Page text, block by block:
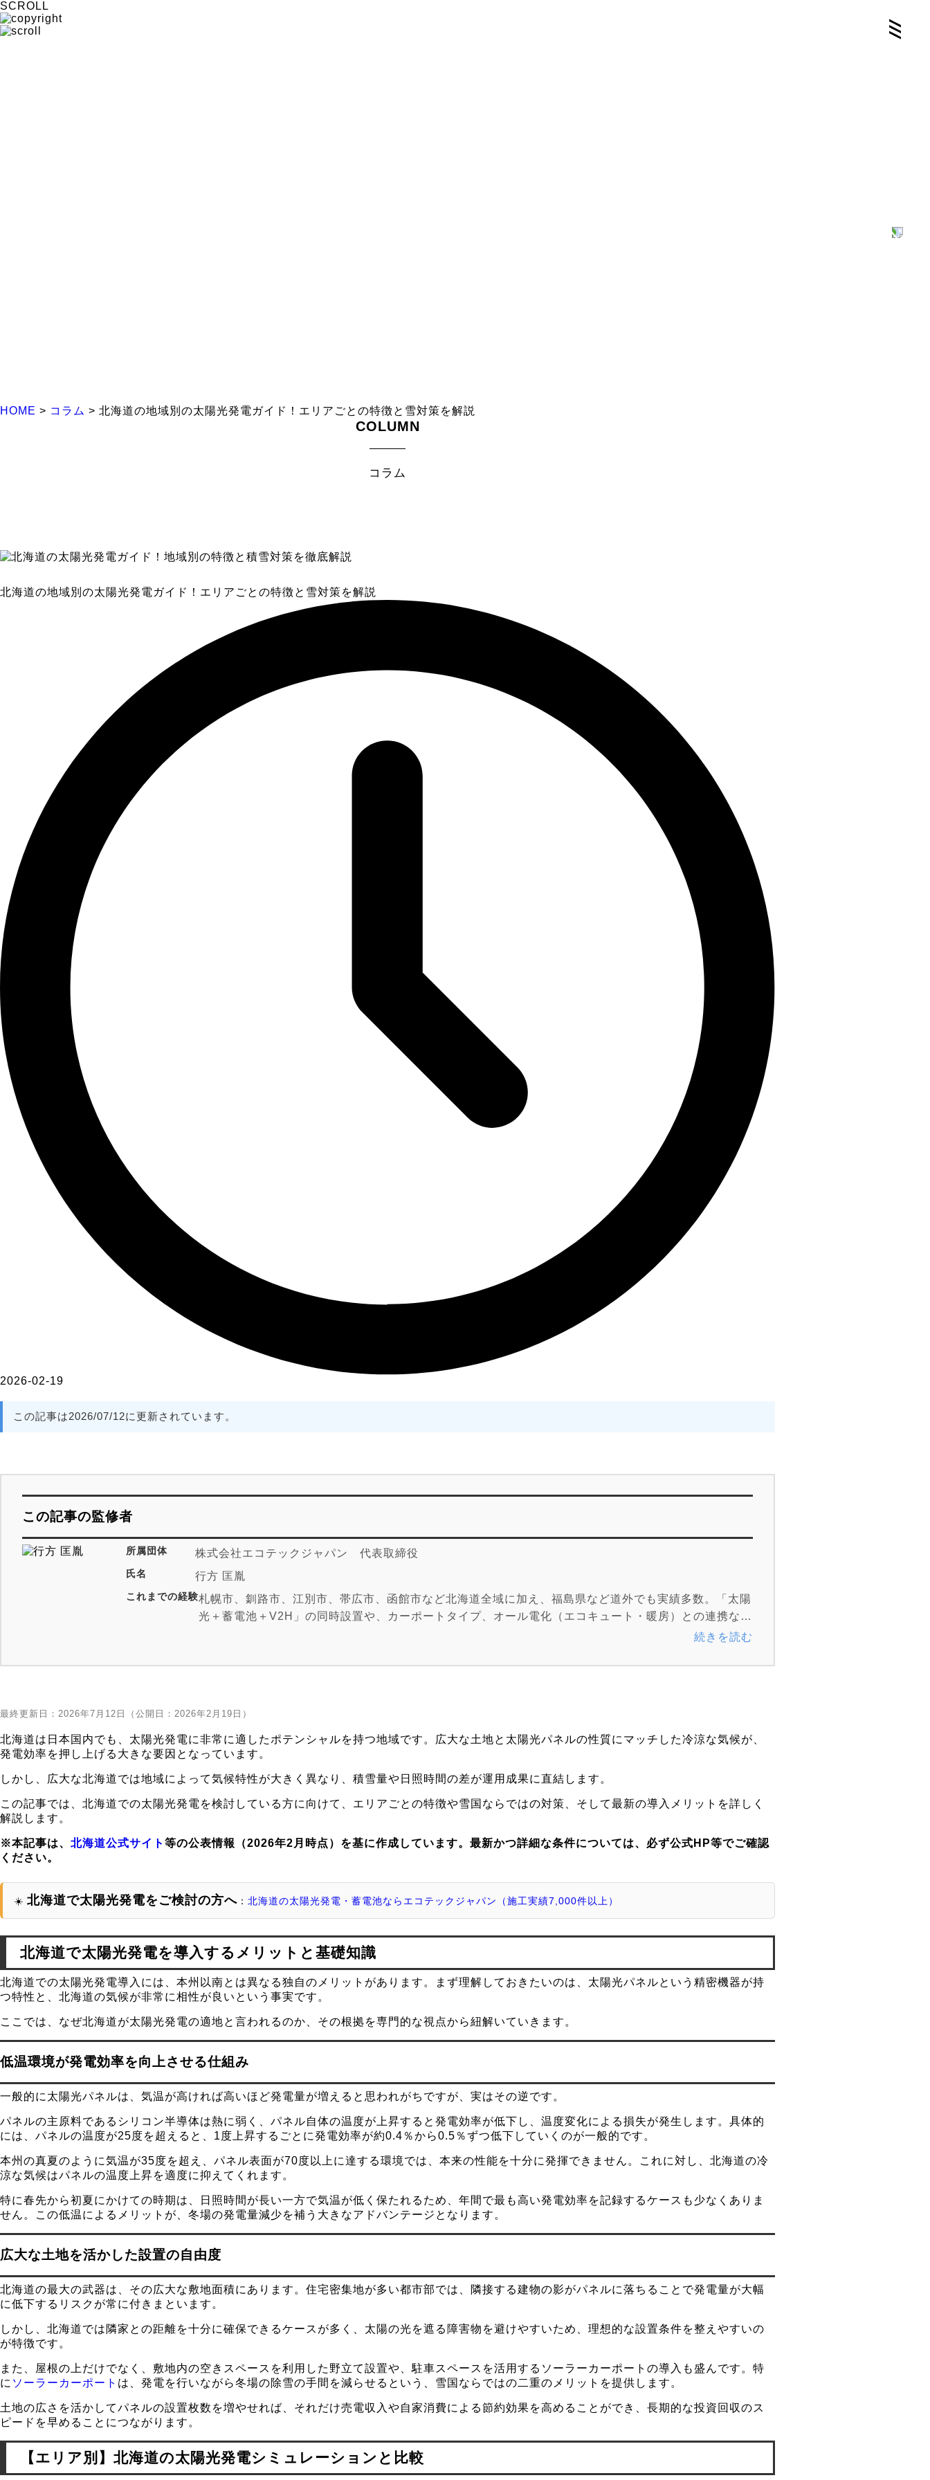
SCROLL
HOME > コラム > 北海道の地域別の太陽光発電ガイド！エリアごとの特徴と雪対策を解説
COLUMN
コラム
北海道の地域別の太陽光発電ガイド！エリアごとの特徴と雪対策を解説
2026-02-19
この記事は2026/07/12に更新されています。
この記事の監修者
所属団体 株式会社エコテックジャパン 代表取締役
氏名 行方 匡胤
これまでの経験札幌市、釧路市、江別市、帯広市、函館市など北海道全域に加え、福島県など道外でも実績多数。「太陽
光＋蓄電池＋V2H」の同時設置や、カーポートタイプ、オール電化（エコキュート・暖房）との連携な
ど、複雑な施工を得意としています。補助金活用からアフターフォローまでトータルでサポートします。
謝状を受領 当サイトのコラムを監修する行方匡胤の詳しいプロフィール・実績・対談は監修者紹介ペー
続きを読む
最終更新日： 2026年7月12日 （公開日：2026年2月19日）
北海道は日本国内でも、太陽光発電に非常に適したポテンシャルを持つ地域です。広大な土地と太陽光パネルの性質にマッチした冷涼な気候が、
発電効率を押し上げる大きな要因となっています。
しかし、広大な北海道では地域によって気候特性が大きく異なり、積雪量や日照時間の差が運用成果に直結します。
この記事では、北海道での太陽光発電を検討している方に向けて、エリアごとの特徴や雪国ならではの対策、そして最新の導入メリットを詳しく
解説します。
※本記事は、 北海道公式サイト 等の公表情報（2026年2月時点）を基に作成しています。最新かつ詳細な条件については、必ず公式HP等でご確認
ください。
☀️ 北海道で太陽光発電をご検討の方へ ： 北海道の太陽光発電・蓄電池ならエコテックジャパン（施工実績7,000件以上）
北海道で太陽光発電を導入するメリットと基礎知識
北海道での太陽光発電導入には、本州以南とは異なる独自のメリットがあります。まず理解しておきたいのは、太陽光パネルという精密機器が持
つ特性と、北海道の気候が非常に相性が良いという事実です。
ここでは、なぜ北海道が太陽光発電の適地と言われるのか、その根拠を専門的な視点から紐解いていきます。
低温環境が発電効率を向上させる仕組み
一般的に太陽光パネルは、気温が高ければ高いほど発電量が増えると思われがちですが、実はその逆です。
パネルの主原料であるシリコン半導体は熱に弱く、パネル自体の温度が上昇すると発電効率が低下し、温度変化による損失が発生します。具体的
には、パネルの温度が25度を超えると、1度上昇するごとに発電効率が約0.4％から0.5％ずつ低下していくのが一般的です。
本州の真夏のように気温が35度を超え、パネル表面が70度以上に達する環境では、本来の性能を十分に発揮できません。これに対し、北海道の冷
涼な気候はパネルの温度上昇を適度に抑えてくれます。
特に春先から初夏にかけての時期は、日照時間が長い一方で気温が低く保たれるため、年間で最も高い発電効率を記録するケースも少なくありま
せん。この低温によるメリットが、冬場の発電量減少を補う大きなアドバンテージとなります。
広大な土地を活かした設置の自由度
北海道の最大の武器は、その広大な敷地面積にあります。住宅密集地が多い都市部では、隣接する建物の影がパネルに落ちることで発電量が大幅
に低下するリスクが常に付きまといます。
しかし、北海道では隣家との距離を十分に確保できるケースが多く、太陽の光を遮る障害物を避けやすいため、理想的な設置条件を整えやすいの
が特徴です。
また、屋根の上だけでなく、敷地内の空きスペースを利用した野立て設置や、駐車スペースを活用するソーラーカーポートの導入も盛んです。特
に ソーラーカーポート は、発電を行いながら冬場の除雪の手間を減らせるという、雪国ならではの二重のメリットを提供します。
土地の広さを活かしてパネルの設置枚数を増やせれば、それだけ売電収入や自家消費による節約効果を高めることができ、長期的な投資回収のス
ピードを早めることにつながります。
【エリア別】北海道の太陽光発電シミュレーションと比較